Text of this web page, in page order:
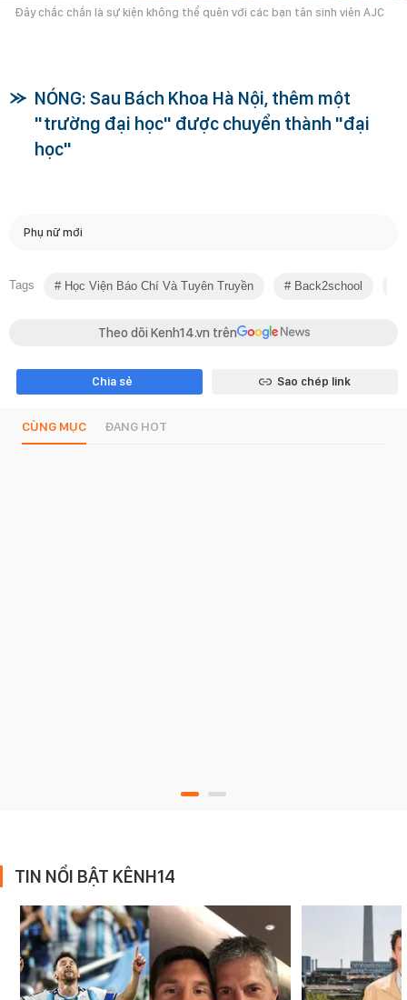
Đây chắc chắn là sự kiện không thể quên với các bạn tân sinh viên AJC
NÓNG: Sau Bách Khoa Hà Nội, thêm một
"trường đại học" được chuyển thành "đại
học"
Phụ nữ mới
Tags Học Viện Báo Chí Và Tuyên Truyền Back2school
Theo dõi Kenh14.vn trên
Chia sẻ Sao chép link
CÙNG MỤC ĐANG HOT
TIN NỔI BẬT KÊNH14